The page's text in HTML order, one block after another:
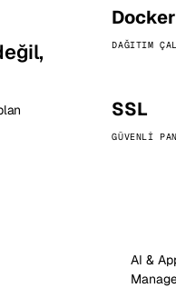
Docker
DAĞITIM
SSL
GÜVENLI
AI &